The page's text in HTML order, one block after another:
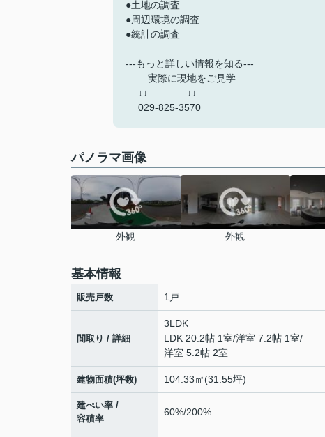
●土地の調査
●周辺環境の調査
●統計の調査
---もっと詳しい情報を知る---
実際に現地をご見学
↓↓ ↓↓
029-825-3570
パノラマ画像
外観 外観
基本情報
販売戸数 1戸
間取り / 詳細
3LDK
LDK 20.2帖 1室/洋室 7.2帖 1室/
洋室 5.2帖 2室
建物面積(坪数) 104.33㎡(31.55坪)
建ぺい率 /
容積率
60%/200%